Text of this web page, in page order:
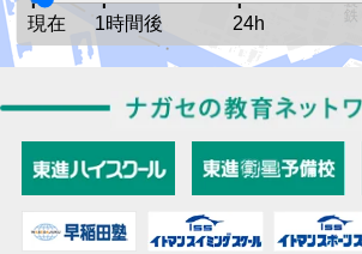
現在 1時間後 24h